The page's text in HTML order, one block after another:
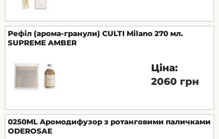
Рефіл (арома-гранули) CULTI Milano 270 мл.
SUPREME AMBER
Ціна:
2060 грн
0250ML Аромодифузор з ротанговими паличками
ODEROSAE